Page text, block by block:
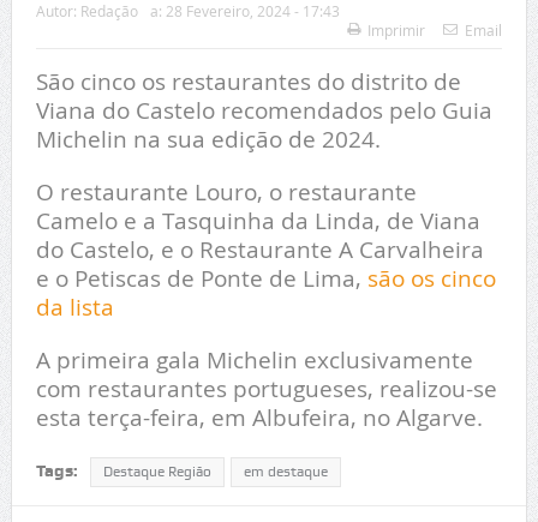
Autor: Redação a: 28 Fevereiro, 2024 - 17:43
Imprimir
Email
São cinco os restaurantes do distrito de
Viana do Castelo recomendados pelo Guia
Michelin na sua edição de 2024.
O restaurante Louro, o restaurante
Camelo e a Tasquinha da Linda, de Viana
do Castelo, e o Restaurante A Carvalheira
e o Petiscas de Ponte de Lima, são os cinco
da lista
A primeira gala Michelin exclusivamente
com restaurantes portugueses, realizou-se
esta terça-feira, em Albufeira, no Algarve.
Tags: Destaque Região em destaque